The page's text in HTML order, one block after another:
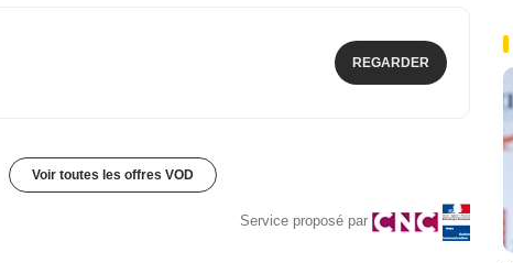
REGARDER
Voir toutes les offres VOD
Service proposé par